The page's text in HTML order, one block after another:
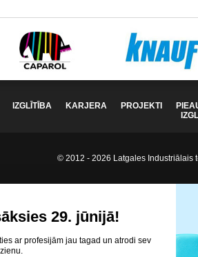
IZGLĪTĪBA KARJERA PROJEKTI
© 2012 - 2026 Latgales Industriālais
29. jūnijā!
ar profesijām jau tagad un atrodi sev